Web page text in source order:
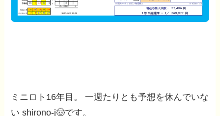
ミニロト16年目。 一週たりとも予想を休んでいな
い shirono-j🤠です。